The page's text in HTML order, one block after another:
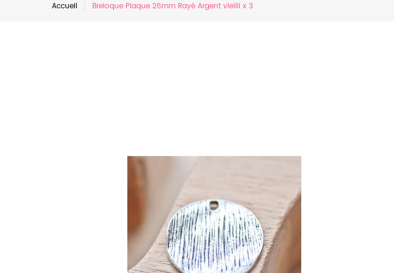
Accueil Breloque Plaque 26mm Rayé Argent vieilli x 3